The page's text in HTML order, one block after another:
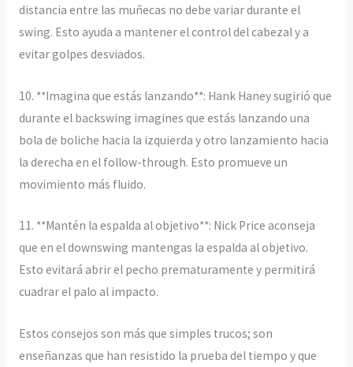
distancia entre las muñecas no debe variar durante el
swing. Esto ayuda a mantener el control del cabezal y a
evitar golpes desviados.
10. **Imagina que estás lanzando**: Hank Haney sugirió que
durante el backswing imagines que estás lanzando una
bola de boliche hacia la izquierda y otro lanzamiento hacia
la derecha en el follow-through. Esto promueve un
movimiento más fluido.
11. **Mantén la espalda al objetivo**: Nick Price aconseja
que en el downswing mantengas la espalda al objetivo.
Esto evitará abrir el pecho prematuramente y permitirá
cuadrar el palo al impacto.
Estos consejos son más que simples trucos; son
enseñanzas que han resistido la prueba del tiempo y que